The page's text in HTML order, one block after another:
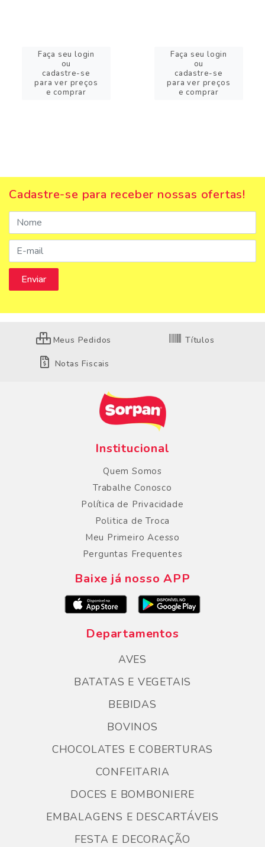
Faça seu login
ou
cadastre-se
para ver preços
e comprar
Faça seu login
ou
cadastre-se
para ver preços
e comprar
Cadastre-se para receber nossas ofertas!
Meus Pedidos Títulos
Notas Fiscais
Institucional
Quem Somos
Trabalhe Conosco
Política de Privacidade
Politica de Troca
Meu Primeiro Acesso
Perguntas Frequentes
Baixe já nosso APP
Departamentos
AVES
BATATAS E VEGETAIS
BEBIDAS
BOVINOS
CHOCOLATES E COBERTURAS
CONFEITARIA
DOCES E BOMBONIERE
EMBALAGENS E DESCARTÁVEIS
FESTA E DECORAÇÃO